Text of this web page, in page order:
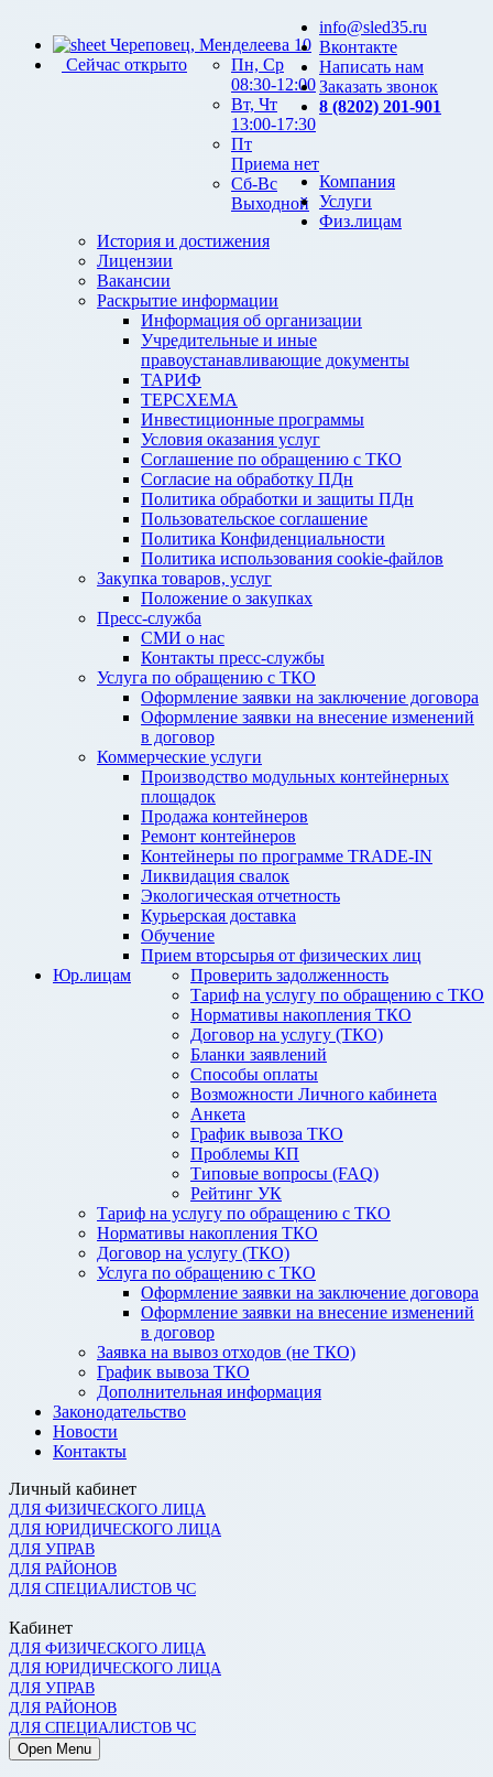
Череповец, Менделеева 10
Сейчас открыто
Пн, Ср
08:30-12:00
Вт, Чт
13:00-17:30
Пт
Приема нет
Сб-Вс
Выходной
info@sled35.ru
Вконтакте
Написать нам
Заказать звонок
8 (8202) 201-901
Компания
История и достижения
Лицензии
Вакансии
Раскрытие информации
Информация об организации
Учредительные и иные
правоустанавливающие документы
ТАРИФ
ТЕРСХЕМА
Инвестиционные программы
Условия оказания услуг
Соглашение по обращению с ТКО
Согласие на обработку ПДн
Политика обработки и защиты ПДн
Пользовательское соглашение
Политика Конфиденциальности
Политика использования cookie-файлов
Закупка товаров, услуг
Положение о закупках
Пресс-служба
СМИ о нас
Контакты пресс-службы
Услуги
Услуга по обращению с ТКО
Оформление заявки на заключение договора
Оформление заявки на внесение изменений
в договор
Коммерческие услуги
Производство модульных контейнерных
площадок
Продажа контейнеров
Ремонт контейнеров
Контейнеры по программе TRADE-IN
Ликвидация свалок
Экологическая отчетность
Курьерская доставка
Обучение
Прием вторсырья от физических лиц
Физ.лицам
Проверить задолженность
Тариф на услугу по обращению с ТКО
Нормативы накопления ТКО
Договор на услугу (ТКО)
Бланки заявлений
Способы оплаты
Возможности Личного кабинета
Анкета
График вывоза ТКО
Проблемы КП
Типовые вопросы (FAQ)
Рейтинг УК
Юр.лицам
Тариф на услугу по обращению с ТКО
Нормативы накопления ТКО
Договор на услугу (ТКО)
Услуга по обращению с ТКО
Оформление заявки на заключение договора
Оформление заявки на внесение изменений
в договор
Заявка на вывоз отходов (не ТКО)
График вывоза ТКО
Дополнительная информация
Законодательство
Новости
Контакты
Личный кабинет
ДЛЯ ФИЗИЧЕСКОГО ЛИЦА
ДЛЯ ЮРИДИЧЕСКОГО ЛИЦА
ДЛЯ УПРАВ
ДЛЯ РАЙОНОВ
ДЛЯ СПЕЦИАЛИСТОВ ЧС
Кабинет
ДЛЯ ФИЗИЧЕСКОГО ЛИЦА
ДЛЯ ЮРИДИЧЕСКОГО ЛИЦА
ДЛЯ УПРАВ
ДЛЯ РАЙОНОВ
ДЛЯ СПЕЦИАЛИСТОВ ЧС
Open Menu